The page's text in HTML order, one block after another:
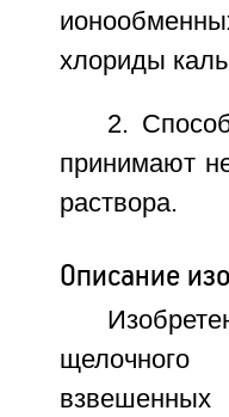
хлориды
2.
принимают
раствора.
Описание
взвешенных